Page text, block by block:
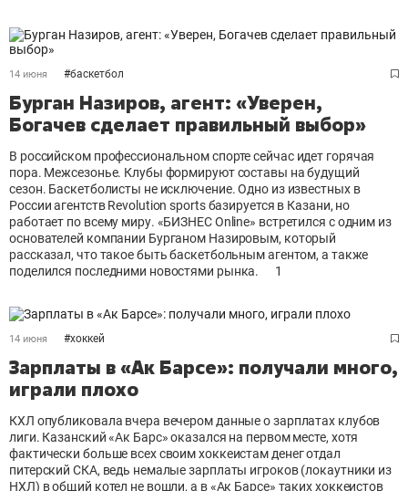
14 июня #баскетбол
Бурган Назиров, агент: «Уверен,
Богачев сделает правильный выбор»
В российском профессиональном спорте сейчас идет горячая
пора. Межсезонье. Клубы формируют составы на будущий
сезон. Баскетболисты не исключение. Одно из известных в
России агентств Revolution sports базируется в Казани, но
работает по всему миру. «БИЗНЕС Online» встретился с одним из
основателей компании Бурганом Назировым, который
рассказал, что такое быть баскетбольным агентом, а также
поделился последними новостями рынка.
1
14 июня #хоккей
Зарплаты в «Ак Барсе»: получали много,
играли плохо
КХЛ опубликовала вчера вечером данные о зарплатах клубов
лиги. Казанский «Ак Барс» оказался на первом месте, хотя
фактически больше всех своим хоккеистам денег отдал
питерский СКА, ведь немалые зарплаты игроков (локаутники из
НХЛ) в общий котел не вошли, а в «Ак Барсе» таких хоккеистов